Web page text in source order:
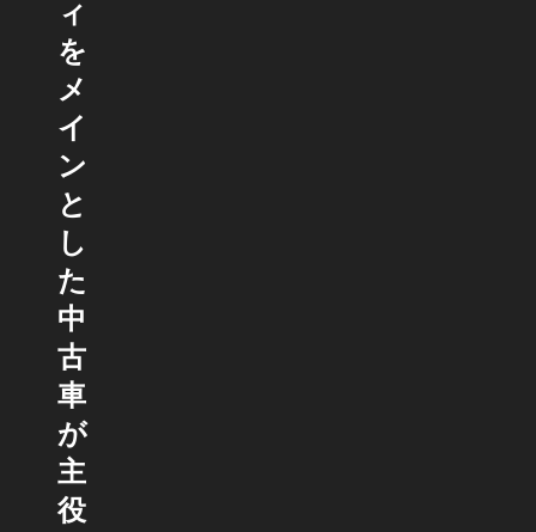
ィ
を
メ
イ
ン
と
し
た
中
古
車
が
主
役